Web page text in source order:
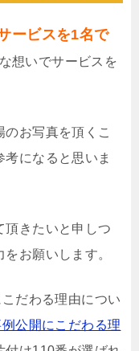
ービスを1名で
想いでサービスを
お写真を頂くこ
になると思いま
頂きたいと申しつ
お願いします。
だわる理由につい
公開にこだわる理